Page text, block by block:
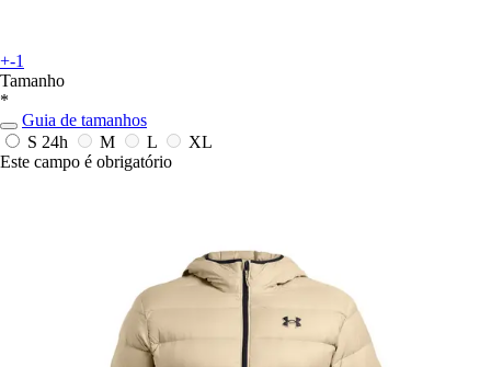
+-1
Tamanho
*
Guia de tamanhos
S 24h M L
XL
Este campo é obrigatório